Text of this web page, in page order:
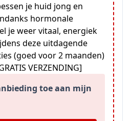
je huid jong en
hormonale
je weer vitaal, energiek
deze uitdagende
(goed voor 2 maanden)
VERZENDING]
toe aan mijn